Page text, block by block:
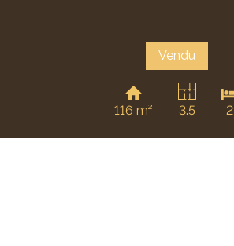
Vendu
116 m² 3.5 2